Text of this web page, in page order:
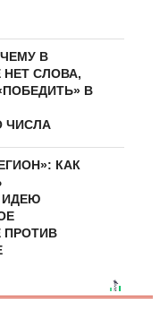
В
СЛОВА,
В
ЧИСЛА
КАК
ИДЕЮ
ПРОТИВ